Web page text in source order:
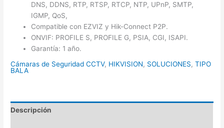
DNS, DDNS, RTP, RTSP, RTCP, NTP, UPnP, SMTP,
IGMP, QoS,
Compatible con EZVIZ y Hik-Connect P2P.
ONVIF: PROFILE S, PROFILE G, PSIA, CGI, ISAPI.
Garantía: 1 año.
Cámaras de Seguridad CCTV, HIKVISION, SOLUCIONES,TIPO
BALA
Descripción